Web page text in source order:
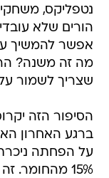
נטפליקס,
הורים שלא
אפשר להמשיך
מה זה משנה?
שצריך לשמור
הסיפור הזה
ברגע האחרון
על הפחתה
15%